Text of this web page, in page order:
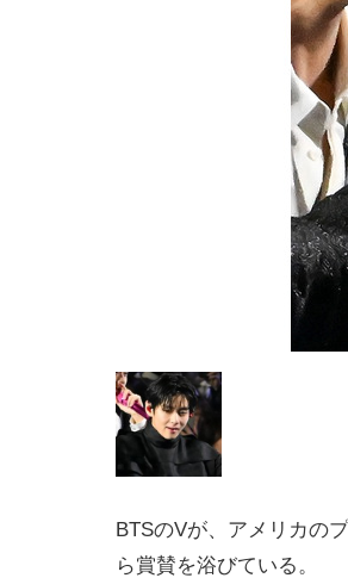
BTSのVが、アメリカの
ら賞賛を浴びている。